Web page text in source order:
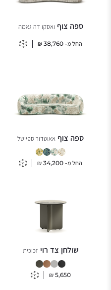
ספה צוף ואסקו דה גאמה
החל מ-38,760
₪
ספה צוף אאוטדור ספיישל
החל מ- 34,200
₪
שולחן צד רוי זכוכית
5,650
₪